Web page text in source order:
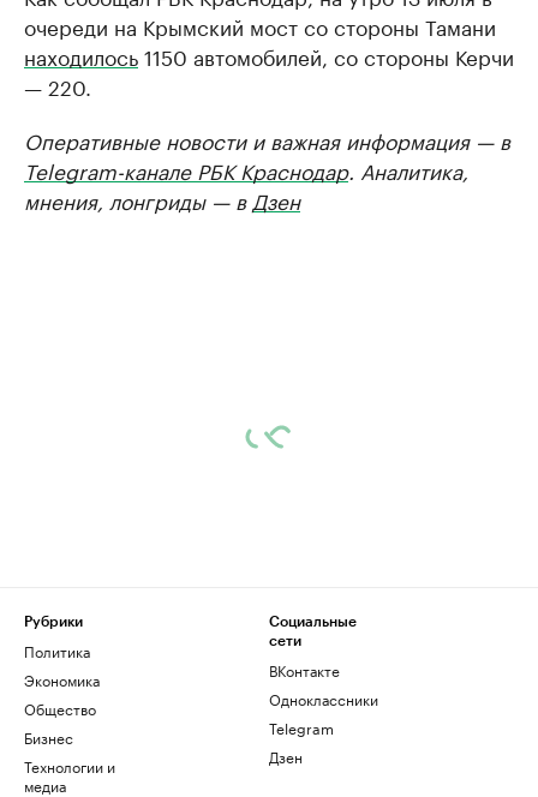
очереди на Крымский мост со стороны Тамани
находилось1150 автомобилей, со стороны Керчи
— 220.
Оперативные новости и важная информация — в
Telegram-канале РБК Краснодар. Аналитика,
мнения, лонгриды — в Дзен
Рубрики
Политика
Экономика
Общество
Бизнес
Технологии и
медиа
Социальные
сети
ВКонтакте
Одноклассники
Telegram
Дзен